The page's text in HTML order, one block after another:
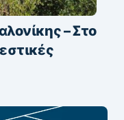
– Στο